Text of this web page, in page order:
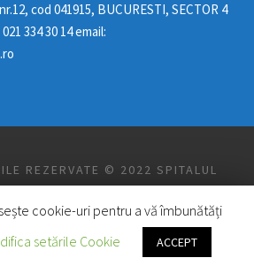
cod 041915, BUCURESTI, SECTOR 4
334 30 14 email:
REZERVATE © 2022 SPITALUL
CRONICE "SF. LUCA"
cookie-uri pentru a vă îmbunătăți
setările Cookie ACCEPT